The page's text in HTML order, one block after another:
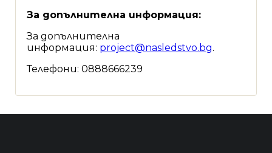
За допълнителна информация:
За допълнителна
информация: project@nasledstvo.bg.
Телефони: 0888666239